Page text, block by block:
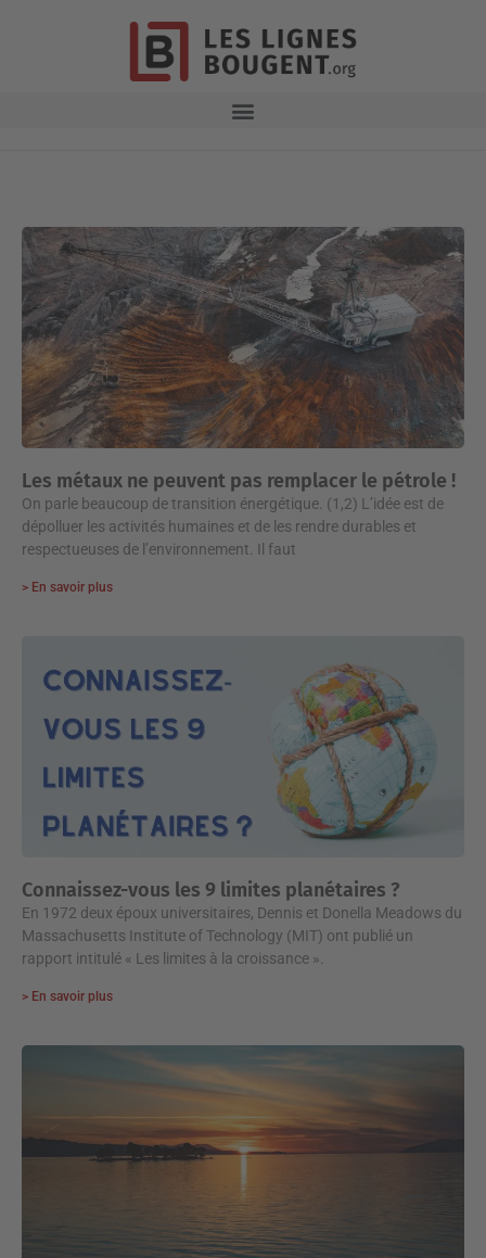
Les métaux ne peuvent pas remplacer le pétrole !
On parle beaucoup de transition énergétique. (1,2) L’idée est de
dépolluer les activités humaines et de les rendre durables et
respectueuses de l’environnement. Il faut
> En savoir plus
Connaissez-vous les 9 limites planétaires ?
En 1972 deux époux universitaires, Dennis et Donella Meadows du
Massachusetts Institute of Technology (MIT) ont publié un
rapport intitulé « Les limites à la croissance ».
> En savoir plus